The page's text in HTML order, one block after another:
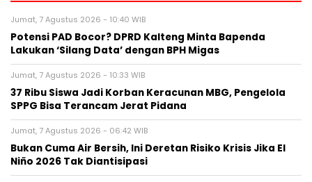
Jumat, 7 Agustus 2026 - 10:40 WIB
Potensi PAD Bocor? DPRD Kalteng Minta Bapenda
Lakukan ‘Silang Data’ dengan BPH Migas
Jumat, 7 Agustus 2026 - 10:33 WIB
37 Ribu Siswa Jadi Korban Keracunan MBG, Pengelola
SPPG Bisa Terancam Jerat Pidana
Jumat, 7 Agustus 2026 - 06:42 WIB
Bukan Cuma Air Bersih, Ini Deretan Risiko Krisis Jika El
Niño 2026 Tak Diantisipasi